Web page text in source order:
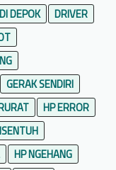
DEPOK
DRIVER
GERAK SENDIRI
HP ERROR
HP NGEHANG